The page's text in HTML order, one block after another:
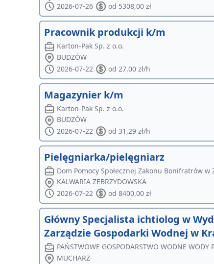
2026-07-26
od 5308,00 zł
Pracownik produkcji k/m
Karton-Pak Sp. z o.o.
BUDZÓW
2026-07-22
od 27,00 zł/h
Magazynier k/m
Karton-Pak Sp. z o.o.
BUDZÓW
2026-07-22
od 31,29 zł/h
Pielęgniarka/pielęgniarz
Dom Pomocy Społecznej Zakonu Bonifratrów w
KALWARIA ZEBRZYDOWSKA
2026-07-22
od 8400,00 zł
Główny Specjalista ichtiolog w
Zarządzie Gospodarki Wodnej w
PAŃSTWOWE GOSPODARSTWO WODNE
MUCHARZ